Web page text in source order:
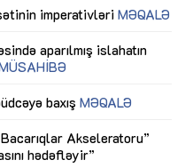
imperativləri MƏQALƏ
aparılmış islahatın
baxış MƏQALƏ
Akseleratoru”
hədəfləyir”